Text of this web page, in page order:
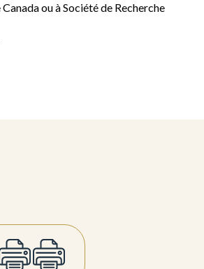
ou à Société de Recherche